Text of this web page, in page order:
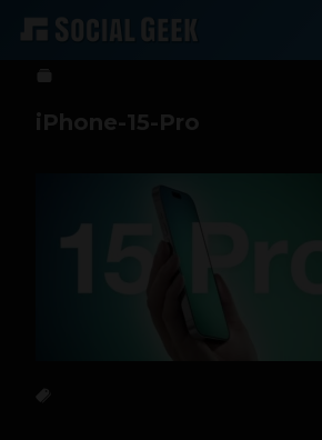
Sergio Ramos 26 de julio de 2023
iPhone-15-Pro